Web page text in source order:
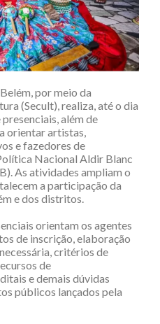
por meio da
(Secult), realiza, até o dia
além de
orientar artistas,
e fazedores de
Nacional Aldir Blanc
As atividades ampliam o
a participação da
e dos distritos.
orientam os agentes
de inscrição, elaboração
critérios de
de
e demais dúvidas
públicos lançados pela